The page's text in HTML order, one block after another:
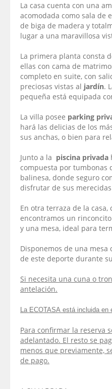
La casa cuenta con una
acomodada como sala de
de biga de madera y
lugar a una maravillosa
La primera planta consta
ellas con cama de
completo en suite, con
preciosas vistas al jardín.
pequeña está equipada
La villa posee parking
hará las delicias de los
sus anchas, o bien para
Junto a la piscina privada
compuesta por tumbonas
balinesa, donde seguro
disfrutar de sus
En otra terraza de la casa,
encontramos un
y una mesa, ideal para
Disponemos de una
de este deporte durante
Si necesita una cuna o
antelación.
La ECOTASA está incluida en
Para confirmar la reserva
adelantado. El resto se
menos que previamente,
de pago.